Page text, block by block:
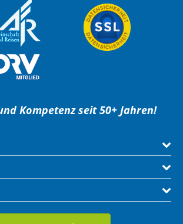
Kompetenz seit 50+ Jahren!